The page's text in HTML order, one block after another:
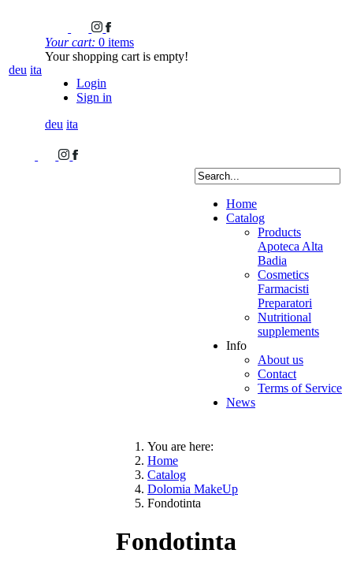
deu ita
Your cart: 0 items
Your shopping cart is empty!
Login
Sign in
deu ita
Home
Catalog
Products
Apoteca Alta
Badia
Cosmetics
Farmacisti
Preparatori
Nutritional
supplements
Info
About us
Contact
Terms of Service
News
You are here:
Home
Catalog
Dolomia MakeUp
Fondotinta
Fondotinta